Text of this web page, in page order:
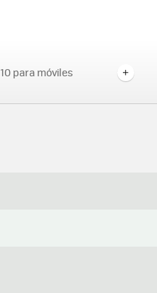
para móviles